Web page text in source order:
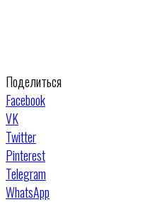
Поделиться
Facebook
VK
Twitter
Pinterest
Telegram
WhatsApp